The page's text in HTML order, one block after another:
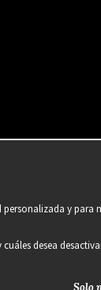
y
desea
Solo